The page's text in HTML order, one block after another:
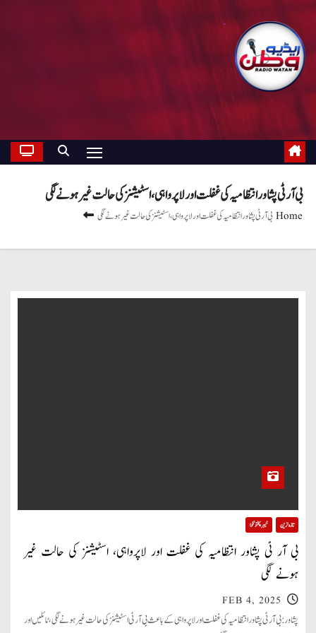
بی آر ٹی پشاور انتظامیہ کی غفلت اور لاپرواہی، اسٹیشنز کی حالت غیر ہونے لگی
Homeبی آر ٹی پشاور انتظامیہ کی غفلت اور لاپرواہی، اسٹیشنز کی حالت غیر ہونے لگی
تازہ ترین خیبر پختونخوا
بی آر ٹی پشاور انتظامیہ کی غفلت اور لاپرواہی، اسٹیشنز کی حالت غیر
ہونے لگی
FEB 4, 2025
پشاور: بی آر ٹی پشاور انتظامیہ کی غفلت اور لاپرواہی کے باعث بی آر ٹی اسٹیشنز کی حالت غیر ہونے لگی، ٹائلیں اور